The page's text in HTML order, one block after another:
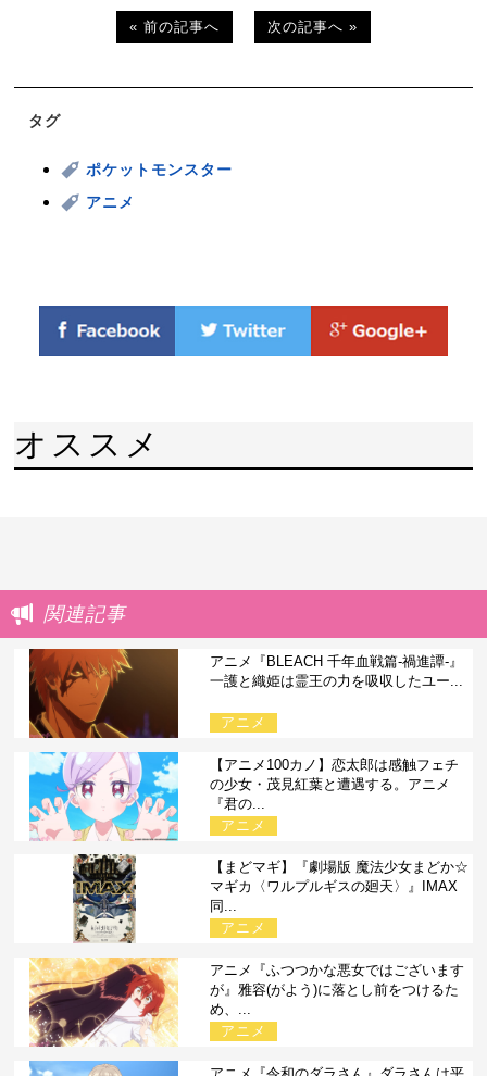
« 前の記事へ 次の記事へ »
タグ
ポケットモンスター
アニメ
オススメ
関連記事
アニメ『BLEACH 千年血戦篇-禍進譚-』
一護と織姫は霊王の力を吸収したユー...
アニメ
【アニメ100カノ】恋太郎は感触フェチ
の少女・茂見紅葉と遭遇する。アニメ
『君の...
アニメ
【まどマギ】『劇場版 魔法少女まどか☆
マギカ〈ワルプルギスの廻天〉』IMAX
同...
アニメ
アニメ『ふつつかな悪女ではございます
が』雅容(がよう)に落とし前をつけるた
め、...
アニメ